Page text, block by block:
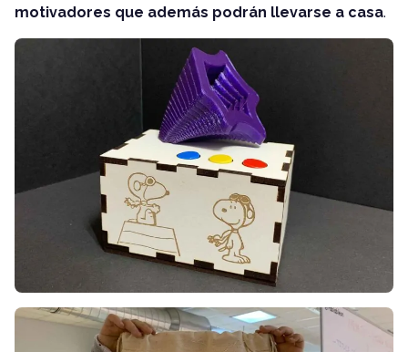
motivadores que además podrán llevarse a casa.